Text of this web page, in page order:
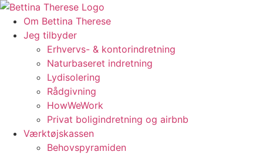
Videre
indhold
Om Bettina Therese
Jeg tilbyder
Erhvervs- & kontorindretning
Naturbaseret indretning
Lydisolering
Rådgivning
HowWeWork
Privat boligindretning og airbnb
Værktøjskassen
Behovspyramiden